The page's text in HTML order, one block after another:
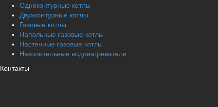
Одноконтурные котлы
Двухконтурные котлы
Газовые котлы
Напольные газовые котлы
Настенные газовые котлы
Накопительные водонагреватели
Контакты